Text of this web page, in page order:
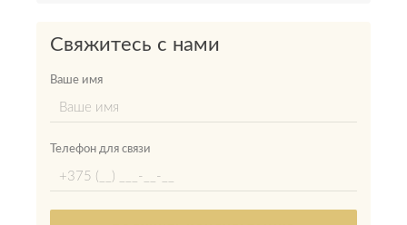
Свяжитесь с нами
Ваше имя
Телефон для связи